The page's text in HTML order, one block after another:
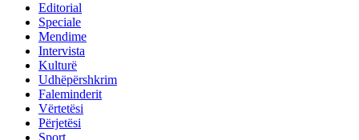
Editorial
Speciale
Mendime
Intervista
Kulturë
Udhëpërshkrim
Faleminderit
Vërtetësi
Përjetësi
Sport